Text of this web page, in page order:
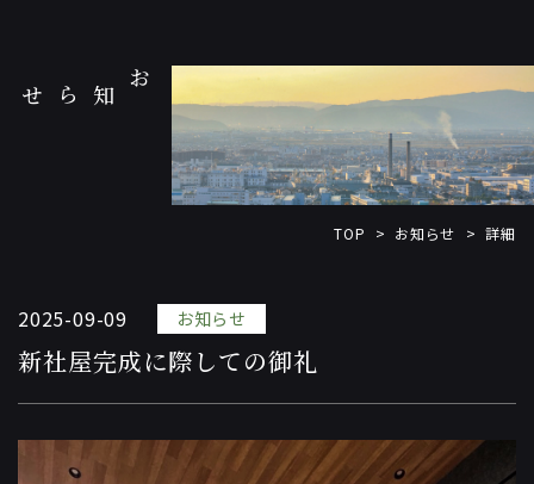
お知らせ
TOP > お知らせ > 詳細
2025-09-09 お知らせ
新社屋完成に際しての御礼